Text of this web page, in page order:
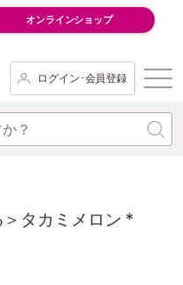
オンラインショップ
ログイン･会員登録
タカミメロン *